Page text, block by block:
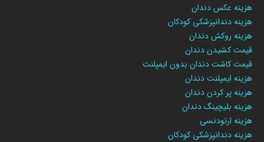
هزینه عکس دندان
هزینه دندانپزشکی کودکان
هزینه روکش دندان
قیمت کشیدن دندان
قیمت کاشت دندان بدون ایمپلنت
هزینه ایمپلنت دندان
هزینه پر کردن دندان
هزینه بلیچینگ دندان
هزینه ارتودنسی
هزینه دندانپزشکی کودکان